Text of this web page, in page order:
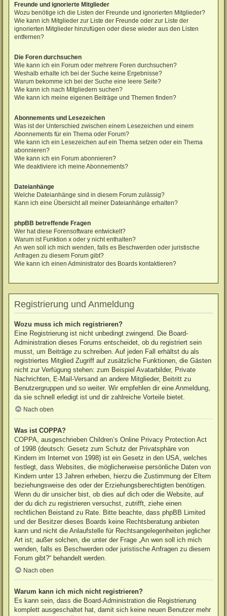
Freunde und ignorierte Mitglieder
Wozu benötige ich die Listen der Freunde und ignorierten Mitglieder?
Wie kann ich Mitglieder zur Liste der Freunde oder zur Liste der
ignorierten Mitglieder hinzufügen oder diese wieder aus den Listen
entfernen?
Die Foren durchsuchen
Wie kann ich ein Forum oder mehrere Foren durchsuchen?
Weshalb erhalte ich bei der Suche keine Ergebnisse?
Warum bekomme ich bei der Suche eine leere Seite?
Wie kann ich nach Mitgliedern suchen?
Wie kann ich meine eigenen Beiträge und Themen finden?
Abonnements und Lesezeichen
Was ist der Unterschied zwischen einem Lesezeichen und einem
Abonnements für ein Thema oder Forum?
Wie kann ich ein Lesezeichen auf ein Thema setzen oder ein Thema
abonnieren?
Wie kann ich ein Forum abonnieren?
Wie deaktiviere ich meine Abonnements?
Dateianhänge
Welche Dateianhänge sind in diesem Forum zulässig?
Kann ich eine Übersicht all meiner Dateianhänge erhalten?
phpBB betreffende Fragen
Wer hat diese Forensoftware entwickelt?
Warum ist Funktion x oder y nicht enthalten?
An wen soll ich mich wenden, falls es Beschwerden oder juristische
Anfragen zu diesem Forum gibt?
Wie kann ich einen Administrator des Boards kontaktieren?
Registrierung und Anmeldung
Wozu muss ich mich registrieren?
Eine Registrierung ist nicht unbedingt zwingend. Die Board-
Administration dieses Forums entscheidet, ob du registriert sein
musst, um Beiträge zu schreiben. Auf jeden Fall erhältst du als
registriertes Mitglied Zugriff auf zusätzliche Funktionen, die Gästen
nicht zur Verfügung stehen: zum Beispiel Avatarbilder, Private
Nachrichten, E-Mail-Versand an andere Mitglieder, Beitritt zu
Benutzergruppen und so weiter. Wir empfehlen dir eine Anmeldung,
da sie schnell erledigt ist und dir zahlreiche Vorteile bietet.
Nach oben
Was ist COPPA?
COPPA, ausgeschrieben Children’s Online Privacy Protection Act
of 1998 (deutsch: Gesetz zum Schutz der Privatsphäre von
Kindern im Internet von 1998) ist ein Gesetz in den USA, welches
festlegt, dass Websites, die möglicherweise persönliche Daten von
Kindern unter 13 Jahren erheben, hierzu die Zustimmung der Eltern
beziehungsweise des oder der Erziehungsberechtigten benötigen.
Wenn du dir unsicher bist, ob dies auf dich oder die Website, auf
der du dich zu registrieren versuchst, zutrifft, ziehe einen
rechtlichen Beistand zu Rate. Bitte beachte, dass phpBB Limited
und der Besitzer dieses Boards keine Rechtsberatung anbieten
kann und nicht die Anlaufstelle für Rechtsangelegenheiten jeglicher
Art ist; außer solchen, die unter der Frage „An wen soll ich mich
wenden, falls es Beschwerden oder juristische Anfragen zu diesem
Forum gibt?“ behandelt werden.
Nach oben
Warum kann ich mich nicht registrieren?
Es kann sein, dass die Board-Administration die Registrierung
komplett ausgeschaltet hat, damit sich keine neuen Benutzer mehr